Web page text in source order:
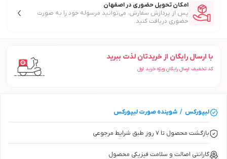
امکان تحویل حضوری در اصفهان
پس از پردازش سفارش، می‌توانید مرسوله خود را به صورت
حضوری دریافت کنید.
با ارسال رایگان از خریدتان لذت ببرید
کد تخفیف ارسال رایگان ویژه خرید اول
لیپورکس / شوینده صورتلیپورکس
بازگشت محصول تا ۷ روز طبق شرایط مرجوعی
گارانتی اصالت و سلامت فیزیکی محصول